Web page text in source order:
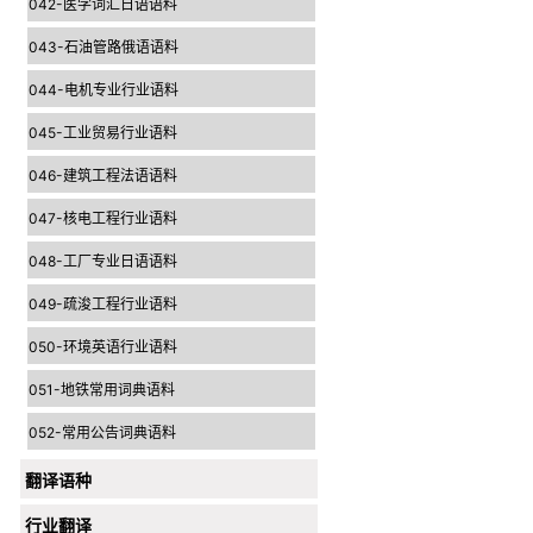
042-医学词汇日语语料
043-石油管路俄语语料
044-电机专业行业语料
045-工业贸易行业语料
046-建筑工程法语语料
047-核电工程行业语料
048-工厂专业日语语料
049-疏浚工程行业语料
050-环境英语行业语料
051-地铁常用词典语料
052-常用公告词典语料
翻译语种
行业翻译